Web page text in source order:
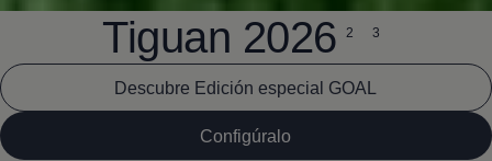
Tiguan 2026 2 3
Descubre Edición especial GOAL
Configúralo